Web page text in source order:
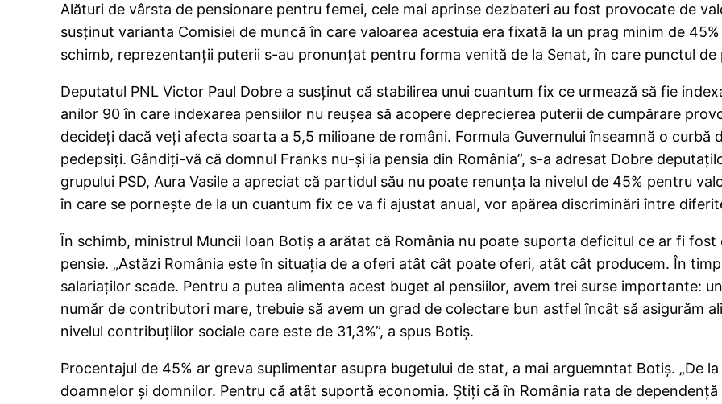
Alături de vârsta de pensionare pentru femei, cele mai aprinse dezbateri au fost provocate de
susţinut varianta Comisiei de muncă în care valoarea acestuia era fixată la un prag minim de
schimb, reprezentanţii puterii s-au pronunţat pentru forma venită de la Senat, în care punctul de
Deputatul PNL Victor Paul Dobre a susţinut că stabilirea unui cuantum fix ce urmează să fie
anilor 90 în care indexarea pensiilor nu reuşea să acopere deprecierea puterii de cumpărare
decideţi dacă veţi afecta soarta a 5,5 milioane de români. Formula Guvernului înseamnă o
pedepsiţi. Gândiţi-vă că domnul Franks nu-şi ia pensia din România”, s-a adresat Dobre
grupului PSD, Aura Vasile a apreciat că partidul său nu poate renunţa la nivelul de 45% pentru
în care se porneşte de la un cuantum fix ce va fi ajustat anual, vor apărea discriminări între
În schimb, ministrul Muncii Ioan Botiş a arătat că România nu poate suporta deficitul ce ar fi
pensie. „Astăzi România este în situaţia de a oferi atât cât poate oferi, atât cât producem. În
salariaţilor scade. Pentru a putea alimenta acest buget al pensiilor, avem trei surse importante:
număr de contributori mare, trebuie să avem un grad de colectare bun astfel încât să asigurăm
nivelul contribuţiilor sociale care este de 31,3%”, a spus Botiş.
Procentajul de 45% ar greva suplimentar asupra bugetului de stat, a mai arguemntat Botiş. „De
doamnelor şi domnilor. Pentru că atât suportă economia. Ştiţi că în România rata de